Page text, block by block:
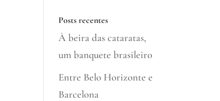
Posts recentes
À beira das cataratas,
um banquete brasileiro
Entre Belo Horizonte e
Barcelona